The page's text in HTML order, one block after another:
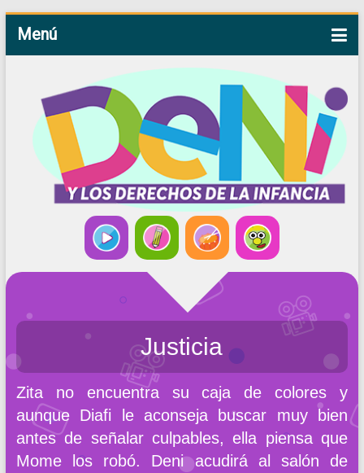
Menú
Justicia
Zita no encuentra su caja de colores y
aunque Diafi le aconseja buscar muy bien
antes de señalar culpables, ella piensa que
Mome los robó. Deni acudirá al salón de